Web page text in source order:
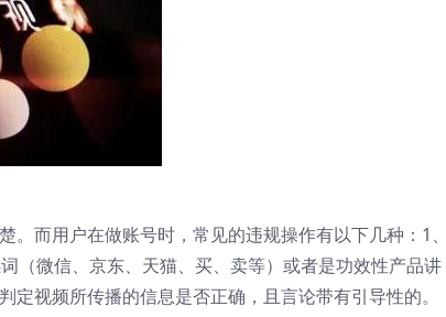
。而用户在做账号时，常见的违规操作有以下几种：1
（微信、京东、天猫、买、卖等）或者是功效性产品讲
视频所传播的信息是否正确，且言论带有引导性的。